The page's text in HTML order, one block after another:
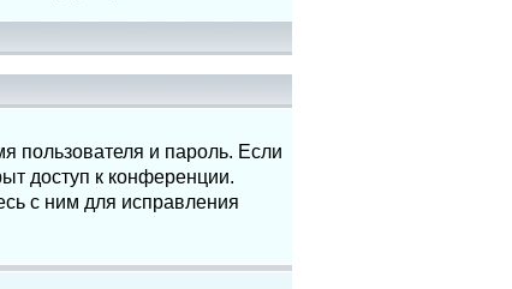
пользователя и пароль. Если
доступ к конференции.
с ним для исправления